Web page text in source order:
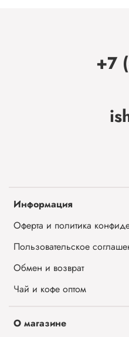
Информация
Оферта и политика
Пользовательское
Обмен и возврат
Чай и кофе оптом
О магазине
+7